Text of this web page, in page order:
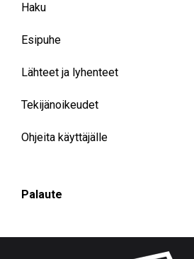
Haku
Esipuhe
Lähteet ja lyhenteet
Tekijänoikeudet
Ohjeita käyttäjälle
Palaute